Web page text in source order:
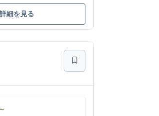
詳細を見る
～